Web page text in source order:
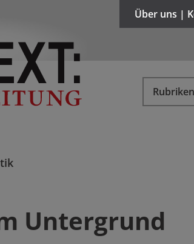
Über uns |
Rubriken
Untergrund